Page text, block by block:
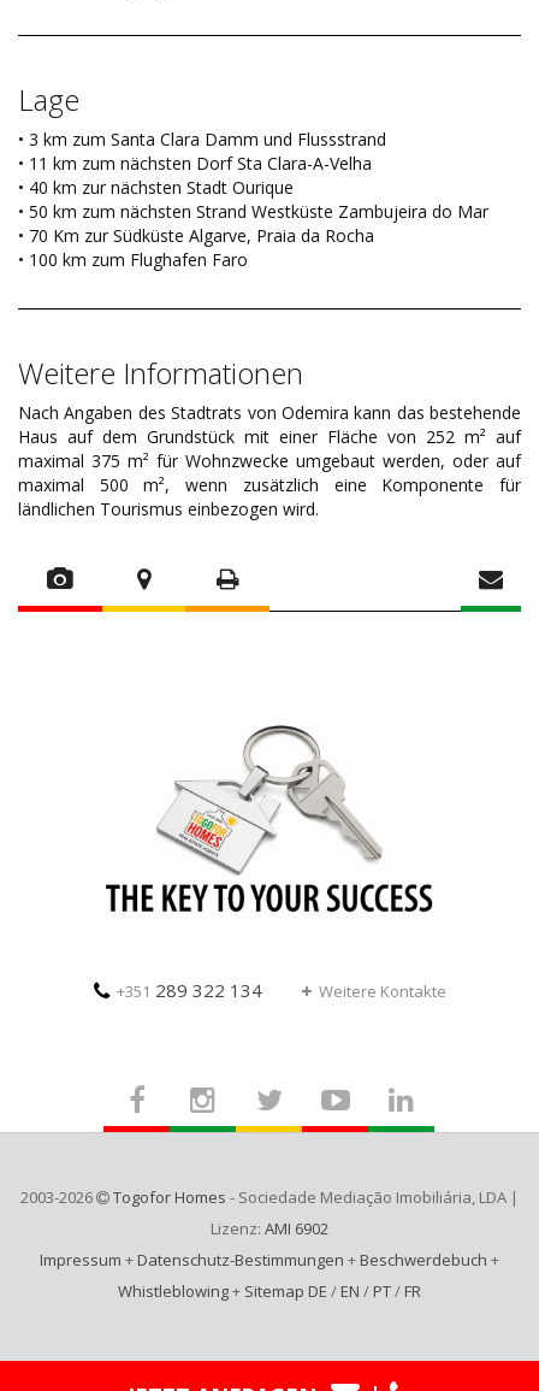
Lage
• 3 km zum Santa Clara Damm und Flussstrand
• 11 km zum nächsten Dorf Sta Clara-A-Velha
• 40 km zur nächsten Stadt Ourique
• 50 km zum nächsten Strand Westküste Zambujeira do Mar
• 70 Km zur Südküste Algarve, Praia da Rocha
• 100 km zum Flughafen Faro
Weitere Informationen
Nach Angaben des Stadtrats von Odemira kann das bestehende
Haus auf dem Grundstück mit einer Fläche von 252 m² auf
maximal 375 m² für Wohnzwecke umgebaut werden, oder auf
maximal 500 m², wenn zusätzlich eine Komponente für
ländlichen Tourismus einbezogen wird.
+351 289 322 134 Weitere Kontakte
2003-2026 Togofor Homes - Sociedade Mediação Imobiliária, LDA |
Lizenz: AMI 6902
Impressum + Datenschutz-Bestimmungen + Beschwerdebuch +
Whistleblowing+ Sitemap DE / EN / PT/ FR